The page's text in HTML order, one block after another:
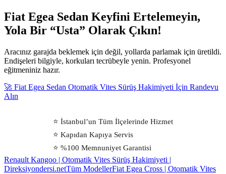
Fiat Egea Sedan Keyfini Ertelemeyin,
Yola Bir “Usta” Olarak Çıkın!
Aracınız garajda beklemek için değil, yollarda parlamak için üretildi.
Endişeleri bilgiyle, korkuları tecrübeyle yenin. Profesyonel
eğitmeniniz hazır.
🚀 Fiat Egea Sedan Otomatik Vites Sürüş Hakimiyeti İçin Randevu
Alın
⭐ İstanbul’un Tüm İlçelerinde Hizmet
⭐ Kapıdan Kapıya Servis
⭐ %100 Memnuniyet Garantisi
Renault Kangoo | Otomatik Vites Sürüş Hakimiyeti |
Direksiyondersi.netTüm ModellerFiat Egea Cross | Otomatik Vites